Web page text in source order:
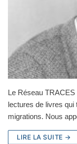
Le Réseau
lectures de livres qui
migrations. Nous
LIRE LA SUITE →